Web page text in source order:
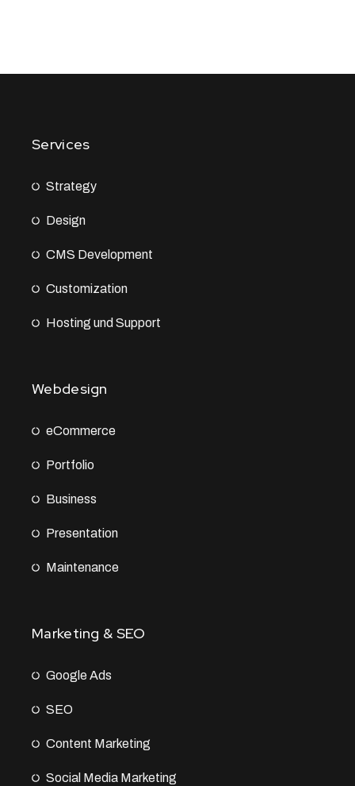
Services
Strategy
Design
CMS Development
Customization
Hosting und Support
Webdesign
eCommerce
Portfolio
Business
Presentation
Maintenance
Marketing & SEO
Google Ads
SEO
Content Marketing
Social Media Marketing